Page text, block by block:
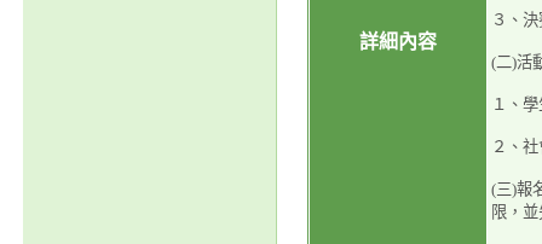
詳細內容
３、
(二)活
１、
２、
(三)報
限，